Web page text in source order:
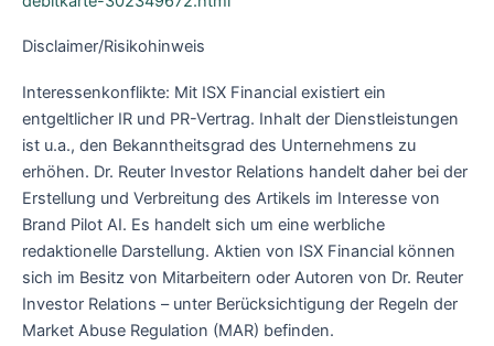
Disclaimer/Risikohinweis
Interessenkonflikte: Mit ISX Financial existiert ein
entgeltlicher IR und PR-Vertrag. Inhalt der Dienstleistungen
ist u.a., den Bekanntheitsgrad des Unternehmens zu
erhöhen. Dr. Reuter Investor Relations handelt daher bei der
Erstellung und Verbreitung des Artikels im Interesse von
Brand Pilot AI. Es handelt sich um eine werbliche
redaktionelle Darstellung. Aktien von ISX Financial können
sich im Besitz von Mitarbeitern oder Autoren von Dr. Reuter
Investor Relations – unter Berücksichtigung der Regeln der
Market Abuse Regulation (MAR) befinden.